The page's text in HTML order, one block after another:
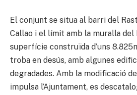
El conjunt se situa al barri del
Callao i el límit amb la muralla del
superfície construïda d’uns
troba en desús, amb algunes
degradades. Amb la modificació
impulsa l’Ajuntament, es